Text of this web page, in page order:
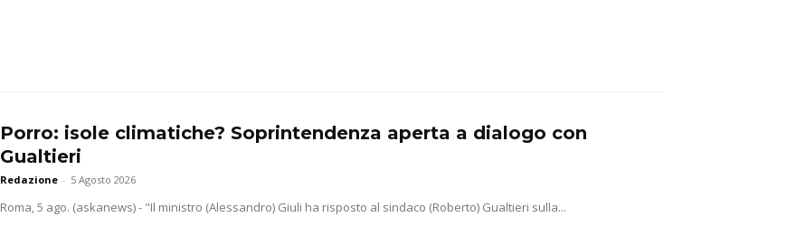
Porro: isole climatiche? Soprintendenza aperta a dialogo con
Gualtieri
Redazione - 5 Agosto 2026
Roma, 5 ago. (askanews) - "Il ministro (Alessandro) Giuli ha risposto al sindaco (Roberto) Gualtieri sulla...